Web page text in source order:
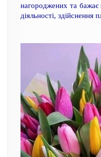
нагороджених та бажає
діяльності, здійснення